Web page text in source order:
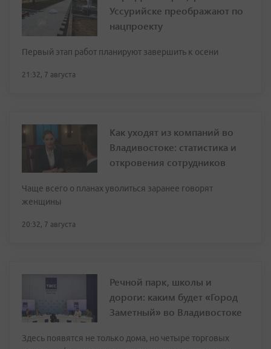
Уссурийске преображают по
нацпроекту
Первый этап работ планируют завершить к осени
21:32, 7 августа
Как уходят из компаний во
Владивостоке: статистика и
откровения сотрудников
Чаще всего о планах уволиться заранее говорят
женщины
20:32, 7 августа
Речной парк, школы и
дороги: каким будет «Город
Заметный» во Владивостоке
Здесь появятся не только дома, но четыре торговых